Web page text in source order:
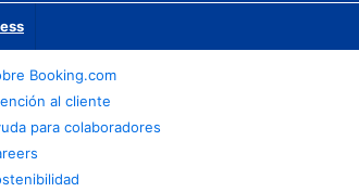
Booking.com
al cliente
para colaboradores